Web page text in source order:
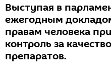
Выступая в
ежегодным
правам человека
контроль за
препаратов.